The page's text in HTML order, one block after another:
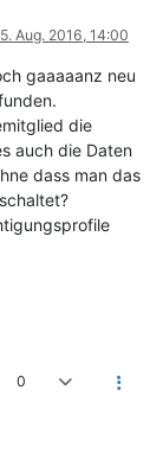
Aug. 2016, 14:00
gaaaaanz neu
die
auch die Daten
dass man das
0